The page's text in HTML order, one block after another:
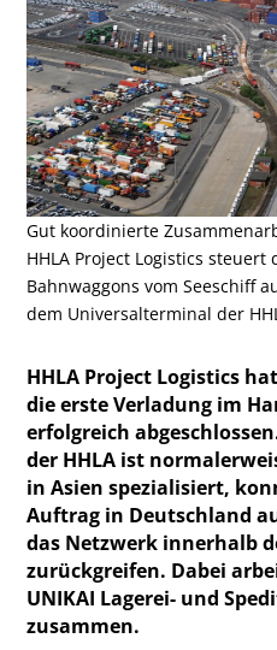
Gut koordinierte
HHLA Project Logistics steuert
Bahnwaggons vom Seeschiff
dem Universalterminal der
HHLA Project Logistics
die erste Verladung im
erfolgreich
der HHLA ist
in Asien spezialisiert,
Auftrag in Deutschland
das Netzwerk innerhalb
zurückgreifen. Dabei
UNIKAI Lagerei- und
zusammen.